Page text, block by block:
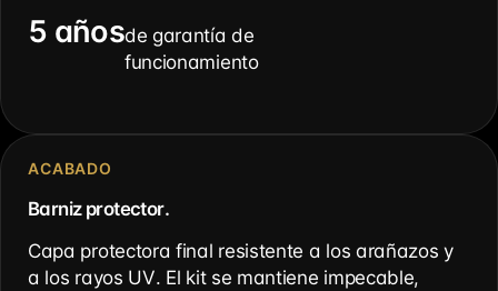
5 añosde garantía de
funcionamiento
ACABADO
Barniz protector.
Capa protectora final resistente a los arañazos y
a los rayos UV. El kit se mantiene impecable,